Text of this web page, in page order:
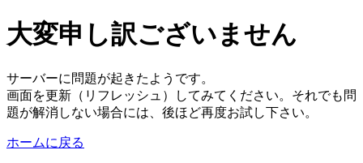
大変申し訳ございません
サーバーに問題が起きたようです。
画面を更新（リフレッシュ）してみてください。それでも問
題が解消しない場合には、後ほど再度お試し下さい。
ホームに戻る